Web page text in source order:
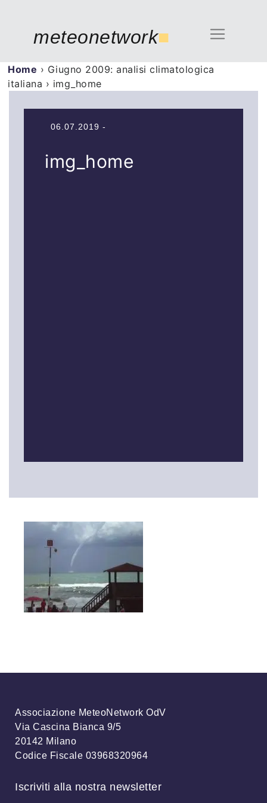
meteonetwork■
Home › Giugno 2009: analisi climatologica
italiana › img_home
06.07.2019 -
img_home
Associazione MeteoNetwork OdV
Via Cascina Bianca 9/5
20142 Milano
Codice Fiscale 03968320964
Iscriviti alla nostra newsletter